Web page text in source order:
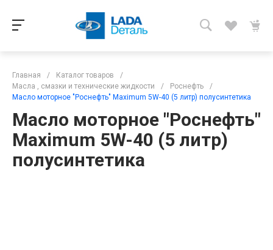
Главная / Каталог товаров
/
Масла , смазки и технические жидкости
/ Роснефть
/
Масло моторное "Роснефть" Maximum 5W-40 (5 литр) полусинтетика
Масло моторное "Роснефть"
Maximum 5W-40 (5 литр)
полусинтетика